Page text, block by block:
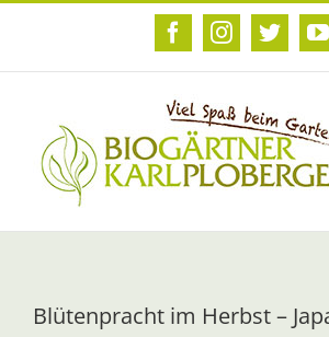
Zum
FacebookInstagram
Twitter
Blütenpracht im Herbst –